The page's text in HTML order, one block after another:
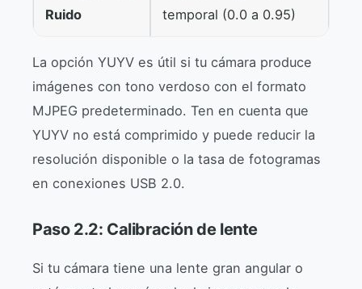
Ruido
temporal (0.0 a 0.95)
La opción YUYV es útil si tu cámara produce
imágenes con tono verdoso con el formato
MJPEG predeterminado. Ten en cuenta que
YUYV no está comprimido y puede reducir la
resolución disponible o la tasa de fotogramas
en conexiones USB 2.0.
Paso 2.2: Calibración de lente
Si tu cámara tiene una lente gran angular o